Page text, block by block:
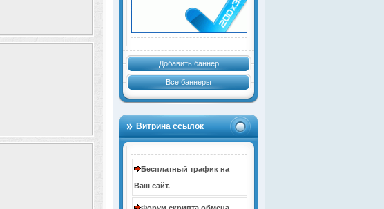
Добавить баннер
Все баннеры
Витрина ссылок
Бесплатный трафик на
Ваш сайт.